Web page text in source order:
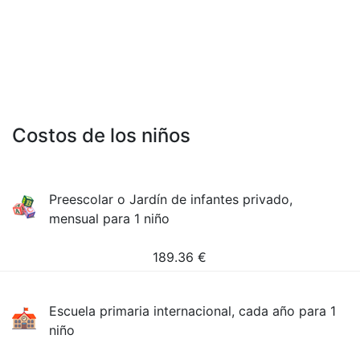
Costos de los niños
Preescolar o Jardín de infantes privado,
mensual para 1 niño
189.36 €
Escuela primaria internacional, cada año para 1
niño